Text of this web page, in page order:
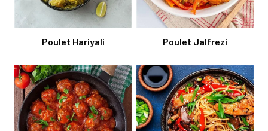
Poulet Hariyali Poulet Jalfrezi